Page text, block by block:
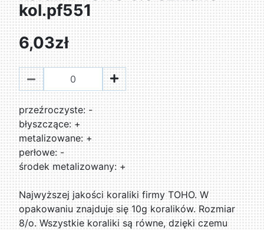
kol.pf551
6,03zł
przeźroczyste: -
błyszczące: +
metalizowane: +
perłowe: -
środek metalizowany: +
Najwyższej jakości koraliki firmy TOHO. W
opakowaniu znajduje się 10g koralików. Rozmiar
8/o. Wszystkie koraliki są równe, dzięki czemu